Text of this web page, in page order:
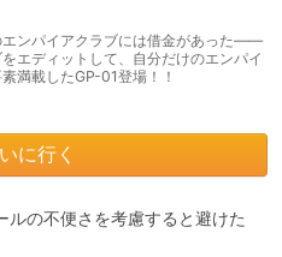
エンパイアクラブには借金があった――
エディットして、自分だけのエンパイ
満載したGP-01登場！！
に行く
の不便さを考慮すると避けた